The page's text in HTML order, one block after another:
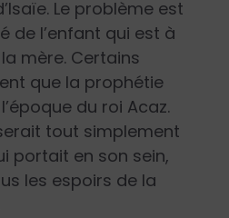
Le problème est
de l’enfant qui est à
mère. Certains
que la prophétie
du roi Acaz.
tout simplement
portait en son sein,
les espoirs de la